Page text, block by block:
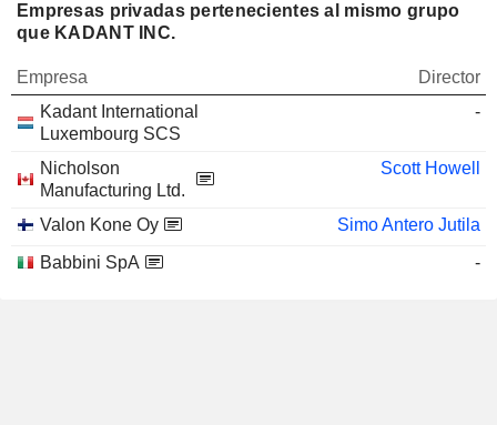
Empresas privadas pertenecientes al mismo grupo
que KADANT INC.
Empresa
Director
Kadant International
Luxembourg SCS
-
Nicholson
Manufacturing Ltd.
Scott Howell
Valon Kone Oy
Simo Antero Jutila
Babbini SpA
-